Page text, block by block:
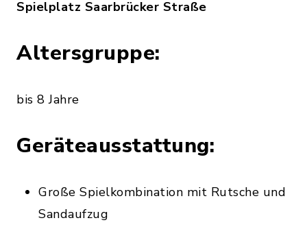
Spielplatz Saarbrücker Straße
Altersgruppe:
bis 8 Jahre
Geräteausstattung:
Große Spielkombination mit Rutsche und
Sandaufzug